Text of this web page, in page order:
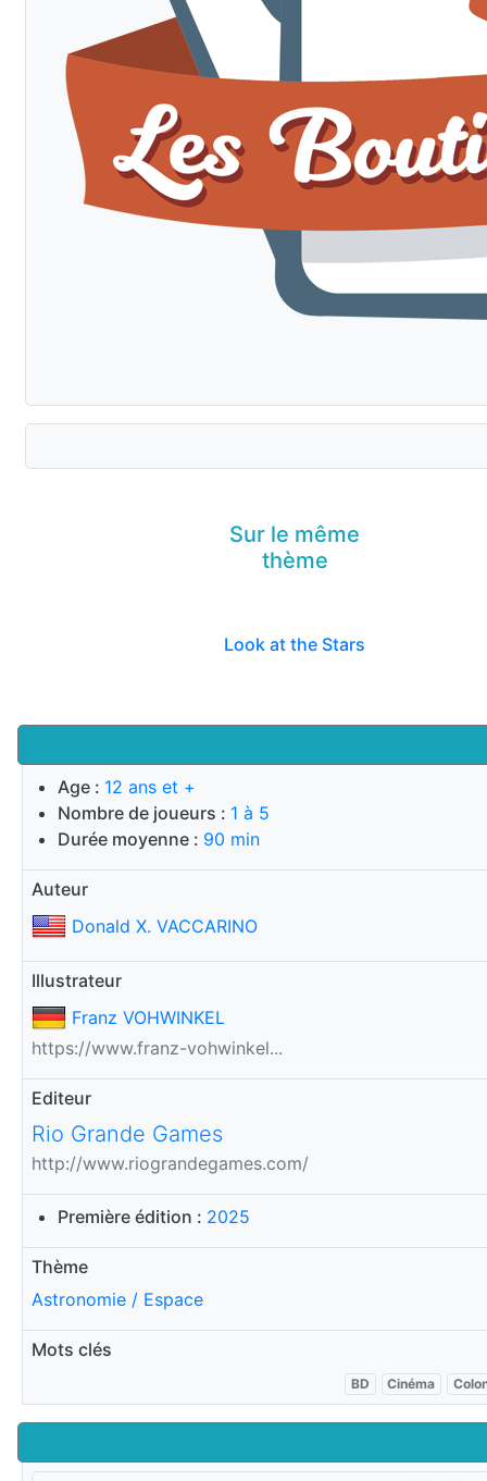
Age : 12 ans et +
Nombre de joueurs : 1 à 5
Durée moyenne : 90 min
Auteur
Donald X. VACCARINO
Illustrateur
Franz VOHWINKEL
https://www.franz-vohwinkel...
Editeur
Rio Grande Games
http://www.riograndegames.com/
Première édition : 2025
Thème
Astronomie / Espace
Mots clés
BD Cinéma
Sur le même
thème
Look at the Stars